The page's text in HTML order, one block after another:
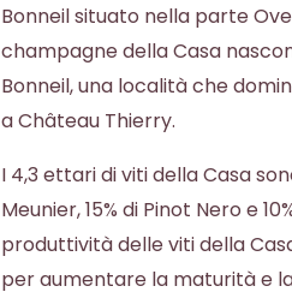
Bonneil situato nella parte
champagne della Casa
Bonneil, una località che
a Château Thierry.
I 4,3 ettari di viti della Casa
Meunier, 15% di Pinot Nero e
produttività delle viti della
per aumentare la maturità e